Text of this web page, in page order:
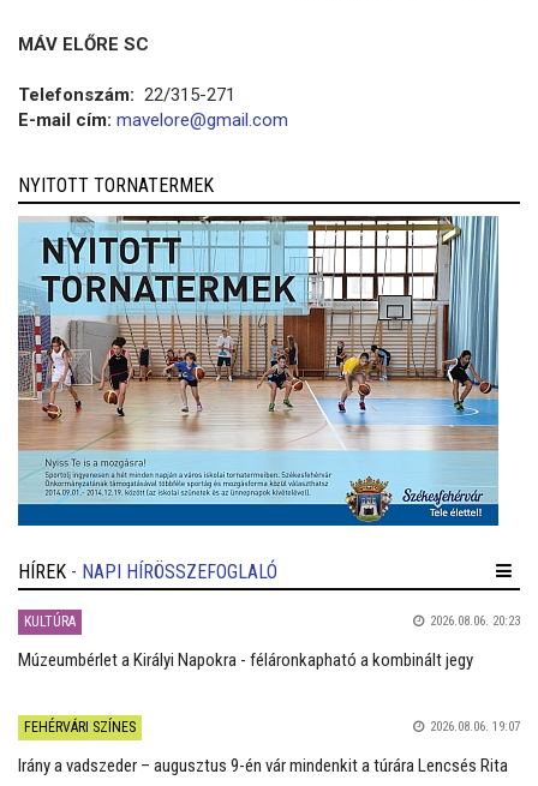
MÁV ELŐRE SC
Telefonszám: 22/315-271
E-mail cím: mavelore@gmail.com
NYITOTT TORNATERMEK
HÍREK - NAPI HÍRÖSSZEFOGLALÓ
KULTÚRA 2026.08.06. 20:23
Múzeumbérlet a Királyi Napokra - féláronkapható a kombinált jegy
FEHÉRVÁRI SZÍNES 2026.08.06. 19:07
Irány a vadszeder – augusztus 9-én vár mindenkit a túrára Lencsés Rita